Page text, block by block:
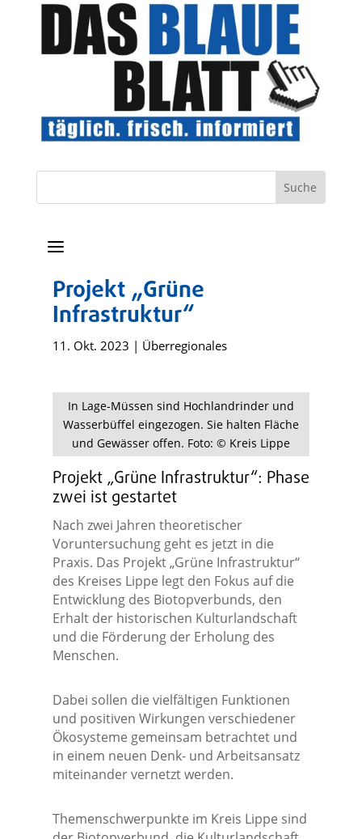
a
Projekt „Grüne
Infrastruktur“
11. Okt. 2023 | Überregionales
In Lage-Müssen sind Hochlandrinder und
Wasserbüffel eingezogen. Sie halten Fläche
und Gewässer offen. Foto: © Kreis Lippe
Projekt „Grüne Infrastruktur“: Phase
zwei ist gestartet
Nach zwei Jahren theoretischer
Voruntersuchung geht es jetzt in die
Praxis. Das Projekt „Grüne Infrastruktur“
des Kreises Lippe legt den Fokus auf die
Entwicklung des Biotopverbunds, den
Erhalt der historischen Kulturlandschaft
und die Förderung der Erholung des
Menschen.
Dabei sollen die vielfältigen Funktionen
und positiven Wirkungen verschiedener
Ökosysteme gemeinsam betrachtet und
in einem neuen Denk- und Arbeitsansatz
miteinander vernetzt werden.
Themenschwerpunkte im Kreis Lippe sind